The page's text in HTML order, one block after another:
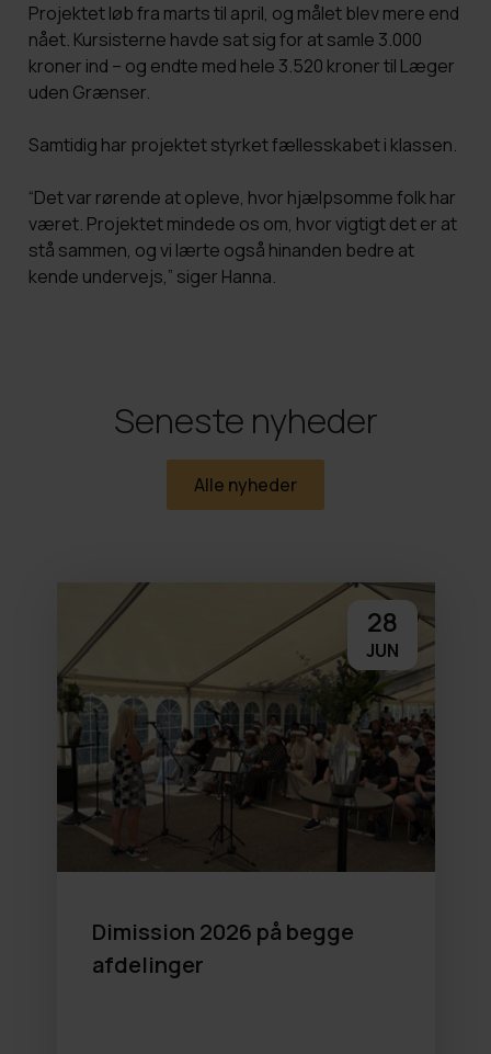
Projektet løb fra marts til april, og målet blev mere end
nået. Kursisterne havde sat sig for at samle 3.000
kroner ind – og endte med hele 3.520 kroner til Læger
uden Grænser.
Samtidig har projektet styrket fællesskabet i klassen.
“Det var rørende at opleve, hvor hjælpsomme folk har
været. Projektet mindede os om, hvor vigtigt det er at
stå sammen, og vi lærte også hinanden bedre at
kende undervejs,” siger Hanna.
Seneste nyheder
Alle nyheder
28
JUN
Dimission 2026 på begge
afdelinger